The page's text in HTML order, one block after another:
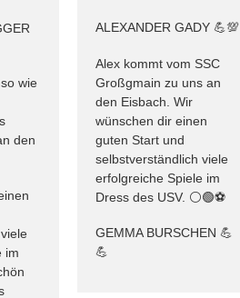
wie
den
im
ALEXANDER GADY 💪💯
Alex kommt vom SSC
Großgmain zu uns an
den Eisbach. Wir
wünschen dir einen
guten Start und
selbstverständlich viele
erfolgreiche Spiele im
Dress des USV. ⚪️🟢⚽️
GEMMA BURSCHEN 💪
💪